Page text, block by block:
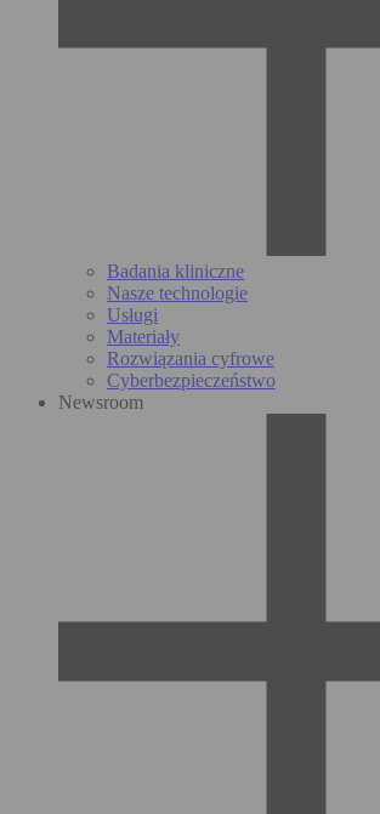
Badania kliniczne
Nasze technologie
Usługi
Materiały
Rozwiązania cyfrowe
Cyberbezpieczeństwo
Newsroom